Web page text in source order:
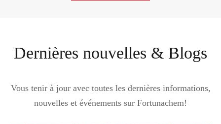
Dernières nouvelles & Blogs
Vous tenir à jour avec toutes les dernières informations,
nouvelles et événements sur Fortunachem!